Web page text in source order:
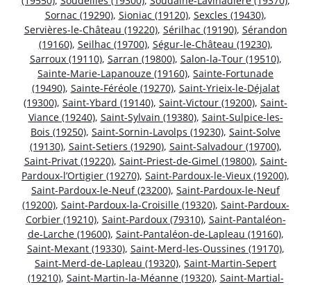
Sornac (19290), Sioniac (19120), Sexcles (19430),
Servières-le-Château (19220), Sérilhac (19190), Sérandon
(19160), Seilhac (19700), Ségur-le-Château (19230),
Sarroux (19110), Sarran (19800), Salon-la-Tour (19510),
Sainte-Marie-Lapanouze (19160), Sainte-Fortunade
(19490), Sainte-Féréole (19270), Saint-Yrieix-le-Déjalat
(19300), Saint-Ybard (19140), Saint-Victour (19200), Saint-
Viance (19240), Saint-Sylvain (19380), Saint-Sulpice-les-
Bois (19250), Saint-Sornin-Lavolps (19230), Saint-Solve
(19130), Saint-Setiers (19290), Saint-Salvadour (19700),
Saint-Privat (19220), Saint-Priest-de-Gimel (19800), Saint-
Pardoux-l’Ortigier (19270), Saint-Pardoux-le-Vieux (19200),
Saint-Pardoux-le-Neuf (23200), Saint-Pardoux-le-Neuf
(19200), Saint-Pardoux-la-Croisille (19320), Saint-Pardoux-
Corbier (19210), Saint-Pardoux (79310), Saint-Pantaléon-
de-Larche (19600), Saint-Pantaléon-de-Lapleau (19160),
Saint-Mexant (19330), Saint-Merd-les-Oussines (19170),
Saint-Merd-de-Lapleau (19320), Saint-Martin-Sepert
(19210), Saint-Martin-la-Méanne (19320), Saint-Martial-